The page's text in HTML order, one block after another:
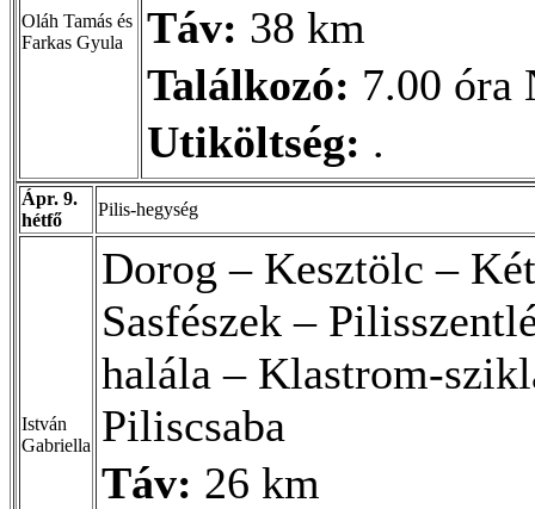
Oláh Tamás és
Farkas Gyula
Táv: 38 km
Találkozó: 7.00 óra
Utiköltség: .
Ápr. 9.
hétfő
Pilis-hegység
István
Gabriella
Dorog – Kesztölc –
Sasfészek –
halála – Klastrom-
Piliscsaba
Táv: 26 km